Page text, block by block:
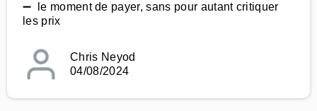
➖ le moment de payer, sans pour autant critiquer
les prix
Chris Neyod
04/08/2024